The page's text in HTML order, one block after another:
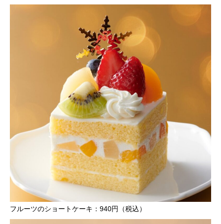
フルーツのショートケーキ：940円（税込）